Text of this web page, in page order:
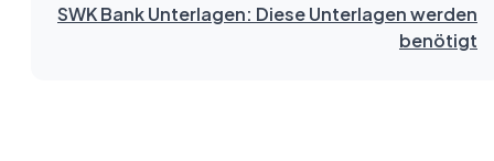
SWK Bank Unterlagen: Diese Unterlagen werden
benötigt